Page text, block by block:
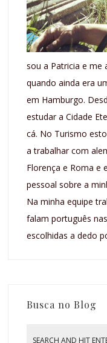
sou a Patricia e me
quando ainda era
em Hamburgo.
estudar a Cidade
cá. No Turismo
a trabalhar com
Florença e Roma e
pessoal sobre a
Na minha equipe
falam português
escolhidas a dedo
Busca no Blog